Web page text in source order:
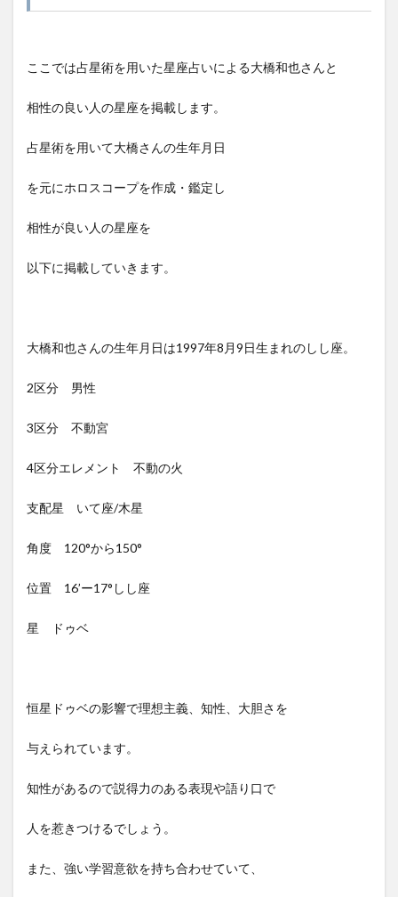
ここでは占星術を用いた星座占いによる大橋和也さんと
相性の良い人の星座を掲載します。
占星術を用いて大橋さんの生年月日
を元にホロスコープを作成・鑑定し
相性が良い人の星座を
以下に掲載していきます。
大橋和也さんの生年月日は1997年8月9日生まれのしし座。
2区分 男性
3区分 不動宮
4区分エレメント 不動の火
支配星 いて座/木星
角度 120°から150°
位置 16’ー17°しし座
星 ドゥベ
恒星ドゥベの影響で理想主義、知性、大胆さを
与えられています。
知性があるので説得力のある表現や語り口で
人を惹きつけるでしょう。
また、強い学習意欲を持ち合わせていて、